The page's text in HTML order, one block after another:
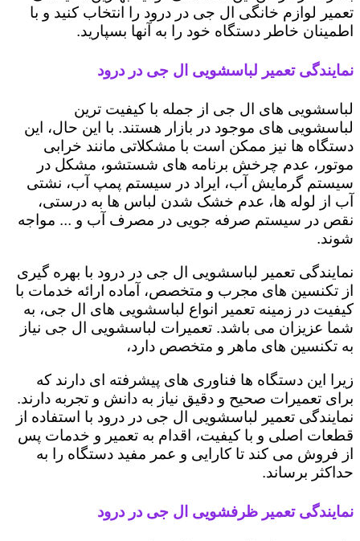
تعمیر لوازم خانگی ال جی در درود را انتخاب کنید و با
اطمینان خاطر دستگاه خود را به آنها بسپارید.
نمایندگی تعمیر لباسشویی ال جی در درود
لباسشویی های ال جی از جمله با کیفیت ترین
لباسشویی های موجود در بازار هستند. با این حال، این
دستگاه ها نیز ممکن است با مشکلاتی مانند خرابی
موتور، عدم چرخش برنامه های شستشو، مشکل در
سیستم گرمایش آب، ایراد در سیستم پمپ آب، نشتی
آب از لوله ها، عدم خشک شدن لباس ها به درستی،
نقص در سیستم صرفه جویی در مصرف آب و ... مواجه
شوند.
نمایندگی تعمیر لباسشویی ال جی در درود با بهره گیری
از تکنسین های مجرب و متخصص، آماده ارائه خدمات با
کیفیت در زمینه تعمیر انواع لباسشویی های ال جی، به
شما عزیزان می باشد. تعمیرات لباسشویی ال جی نیاز
به تکنسین های ماهر و متخصص دارد،
زیرا این دستگاه ها فناوری های پیشرفته ای دارند که
برای تعمیرات صحیح و دقیق نیاز به دانش و تجربه دارند.
نمایندگی تعمیر لباسشویی ال جی در درود با استفاده از
قطعات اصلی و با کیفیت، اقدام به تعمیر و خدمات پس
از فروش می کند تا کارایی و عمر مفید دستگاه را به
حداکثر برساند.
نمایندگی تعمیر ظرفشویی ال جی در درود